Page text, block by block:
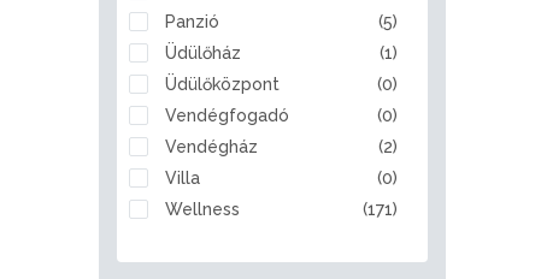
Alsóörs
Apaj
Apostag
Ásotthalom
Aszód
Bábolna
Babót
Panzió
(5)
Üdülőház
(1)
Üdülőközpont
(0)
Vendégfogadó
(0)
Vendégház
(2)
Villa
(0)
Wellness
(171)